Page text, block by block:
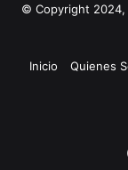
© Copyright 2024,
Inicio
Quienes